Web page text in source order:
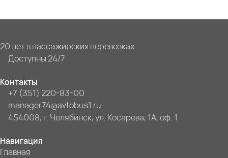
20 лет в пассажирских перевозках
Доступны 24/7
Контакты
+7 (351) 220-83-00
manager74@avtobus1.ru
454008, г. Челябинск, ул. Косарева, 1А, оф. 1
Навигация
Главная